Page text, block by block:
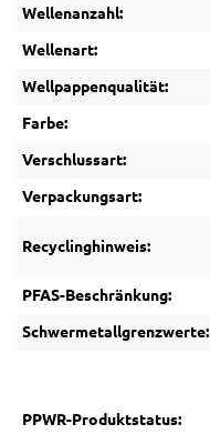
Wellenanzahl:
Wellenart:
Wellpappenqualität:
Farbe:
Verschlussart:
Verpackungsart:
Recyclinghinweis:
PFAS-Beschränkung:
Schwermetallgrenzwerte:
PPWR-Produktstatus: